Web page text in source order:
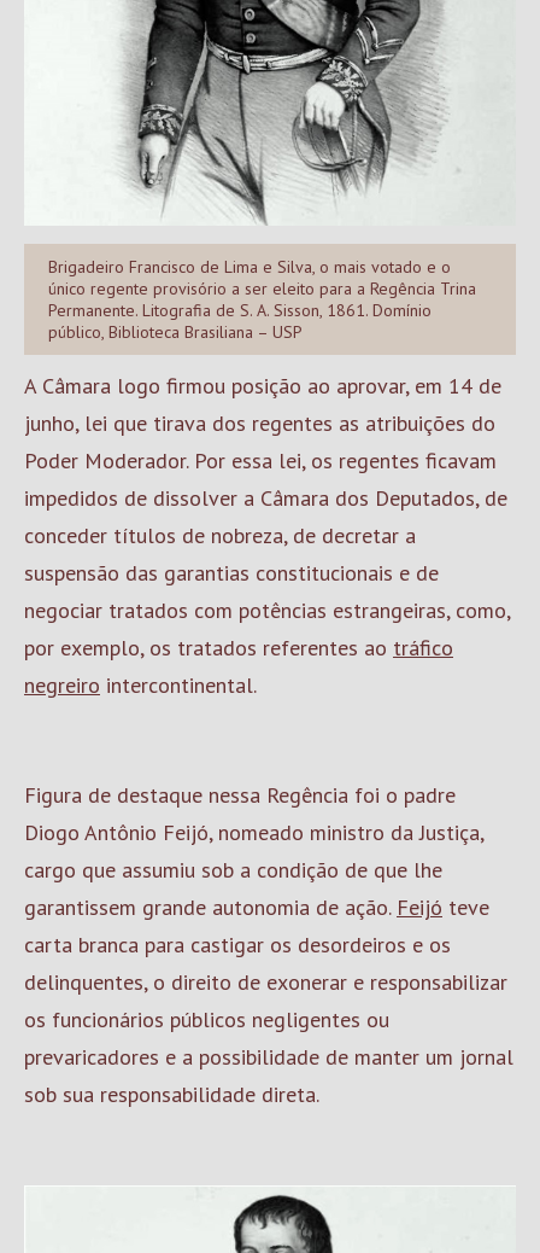
Brigadeiro Francisco de Lima e Silva, o mais votado e o
único regente provisório a ser eleito para a Regência Trina
Permanente. Litografia de S. A. Sisson, 1861. Domínio
público, Biblioteca Brasiliana – USP
A Câmara logo firmou posição ao aprovar, em 14 de
junho, lei que tirava dos regentes as atribuições do
Poder Moderador. Por essa lei, os regentes ficavam
impedidos de dissolver a Câmara dos Deputados, de
conceder títulos de nobreza, de decretar a
suspensão das garantias constitucionais e de
negociar tratados com potências estrangeiras, como,
por exemplo, os tratados referentes ao tráfico
negreiro intercontinental.
Figura de destaque nessa Regência foi o padre
Diogo Antônio Feijó, nomeado ministro da Justiça,
cargo que assumiu sob a condição de que lhe
garantissem grande autonomia de ação. Feijó teve
carta branca para castigar os desordeiros e os
delinquentes, o direito de exonerar e responsabilizar
os funcionários públicos negligentes ou
prevaricadores e a possibilidade de manter um jornal
sob sua responsabilidade direta.